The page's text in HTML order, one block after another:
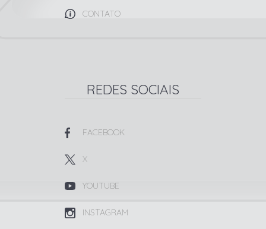
CONTATO
REDES SOCIAIS
FACEBOOK
X
YOUTUBE
INSTAGRAM